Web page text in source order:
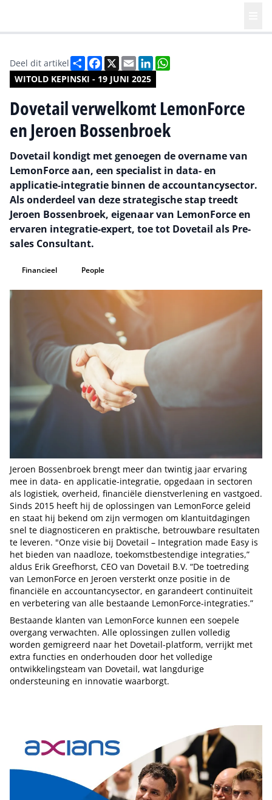
WITOLD KEPINSKI - 19 JUNI 2025
Deel dit artikel DeelFacebook
X EmailLinkedIn
Dovetail verwelkomt LemonForce
en Jeroen Bossenbroek
Dovetail kondigt met genoegen de overname van
LemonForce aan, een specialist in data- en
applicatie-integratie binnen de accountancysector.
Als onderdeel van deze strategische stap treedt
Jeroen Bossenbroek, eigenaar van LemonForce en
ervaren integratie-expert, toe tot Dovetail als Pre-
sales Consultant.
Financieel People
Jeroen Bossenbroek brengt meer dan twintig jaar ervaring
mee in data- en applicatie-integratie, opgedaan in sectoren
als logistiek, overheid, financiële dienstverlening en vastgoed.
Sinds 2015 heeft hij de oplossingen van LemonForce geleid
en staat hij bekend om zijn vermogen om klantuitdagingen
snel te diagnosticeren en praktische, betrouwbare resultaten
te leveren. "Onze visie bij Dovetail – Integration made Easy is
het bieden van naadloze, toekomstbestendige integraties,”
aldus Erik Greefhorst, CEO van Dovetail B.V. “De toetreding
van LemonForce en Jeroen versterkt onze positie in de
financiële en accountancysector, en garandeert continuïteit
en verbetering van alle bestaande LemonForce-integraties.”
Bestaande klanten van LemonForce kunnen een soepele
overgang verwachten. Alle oplossingen zullen volledig
worden gemigreerd naar het Dovetail-platform, verrijkt met
extra functies en onderhouden door het volledige
ontwikkelingsteam van Dovetail, wat langdurige
ondersteuning en innovatie waarborgt.